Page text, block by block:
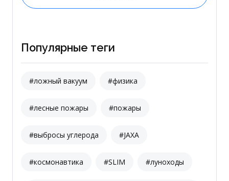
Популярные теги
#ложный вакуум #физика
#лесные пожары #пожары
#выбросы углерода #JAXA
#космонавтика #SLIM #луноходы